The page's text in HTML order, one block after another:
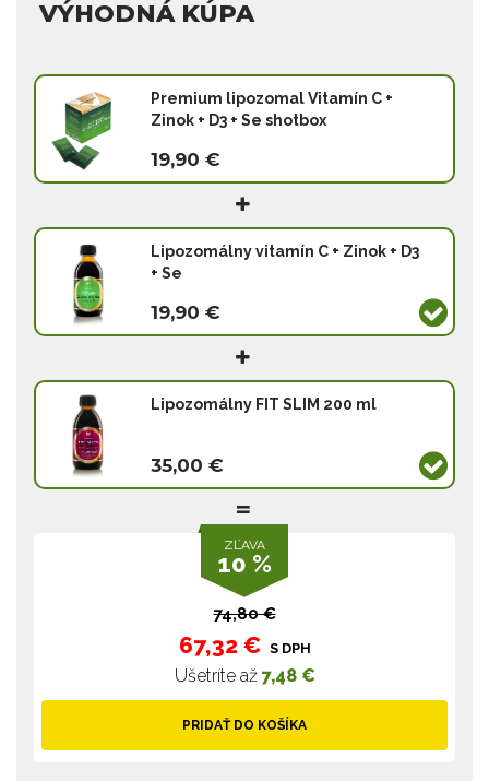
VÝHODNÁ KÚPA
Premium lipozomal Vitamín C +
Zinok + D3 + Se shotbox
19,90 €
Lipozomálny vitamín C + Zinok + D3
+ Se
19,90 €
Lipozomálny FIT SLIM 200 ml
35,00 €
ZĽAVA
10 %
74,80 €
67,32 € S DPH
Ušetríte až 7,48 €
PRIDAŤ DO KOŠÍKA